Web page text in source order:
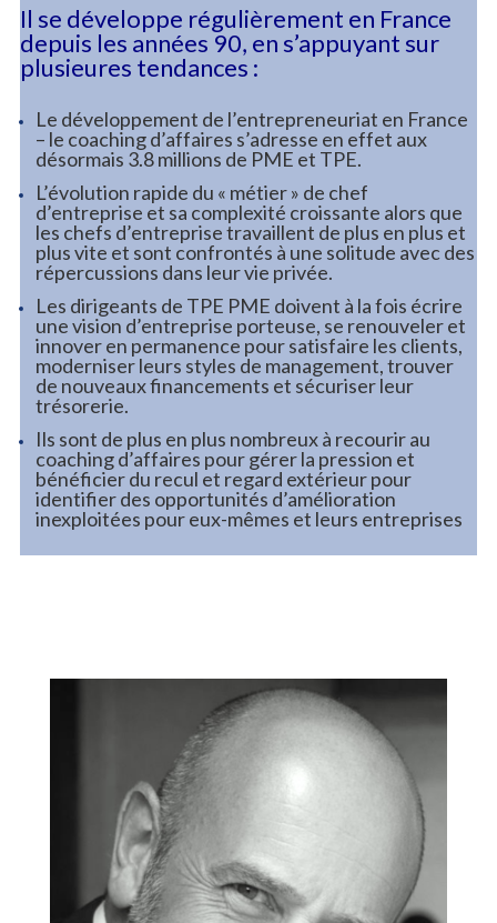
Il se développe régulièrement en France
depuis les années 90, en s’appuyant sur
plusieures tendances :
Le développement de l’entrepreneuriat en France
– le coaching d’affaires s’adresse en effet aux
désormais 3.8 millions de PME et TPE.
L’évolution rapide du « métier » de chef
d’entreprise et sa complexité croissante alors que
les chefs d’entreprise travaillent de plus en plus et
plus vite et sont confrontés à une solitude avec des
répercussions dans leur vie privée.
Les dirigeants de TPE PME doivent à la fois écrire
une vision d’entreprise porteuse, se renouveler et
innover en permanence pour satisfaire les clients,
moderniser leurs styles de management, trouver
de nouveaux financements et sécuriser leur
trésorerie.
Ils sont de plus en plus nombreux à recourir au
coaching d’affaires pour gérer la pression et
bénéficier du recul et regard extérieur pour
identifier des opportunités d’amélioration
inexploitées pour eux-mêmes et leurs entreprises